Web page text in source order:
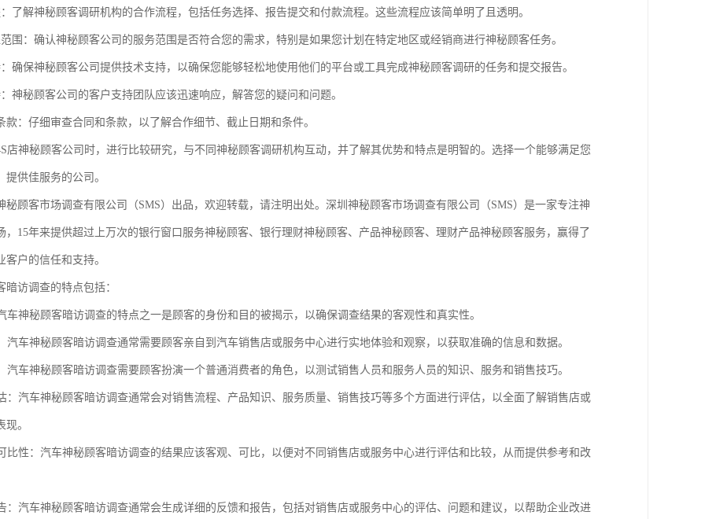
了解神秘顾客调研机构的合作流程，包括任务选择、报告提交和付款流程。这些流程应该简单明了且透明。
围：确认神秘顾客公司的服务范围是否符合您的需求，特别是如果您计划在特定地区或经销商进行神秘顾客任务。
确保神秘顾客公司提供技术支持，以确保您能够轻松地使用他们的平台或工具完成神秘顾客调研的任务和提交报告。
神秘顾客公司的客户支持团队应该迅速响应，解答您的疑问和问题。
款：仔细审查合同和条款，以了解合作细节、截止日期和条件。
店神秘顾客公司时，进行比较研究，与不同神秘顾客调研机构互动，并了解其优势和特点是明智的。选择一个能够满足您
提供佳服务的公司。
秘顾客市场调查有限公司（SMS）出品，欢迎转载，请注明出处。深圳神秘顾客市场调查有限公司（SMS）是一家专注神
，15年来提供超过上万次的银行窗口服务神秘顾客、银行理财神秘顾客、产品神秘顾客、理财产品神秘顾客服务，赢得了
客户的信任和支持。
暗访调查的特点包括：
车神秘顾客暗访调查的特点之一是顾客的身份和目的被揭示，以确保调查结果的客观性和真实性。
汽车神秘顾客暗访调查通常需要顾客亲自到汽车销售店或服务中心进行实地体验和观察，以获取准确的信息和数据。
汽车神秘顾客暗访调查需要顾客扮演一个普通消费者的角色，以测试销售人员和服务人员的知识、服务和销售技巧。
：汽车神秘顾客暗访调查通常会对销售流程、产品知识、服务质量、销售技巧等多个方面进行评估，以全面了解销售店或
。
比性：汽车神秘顾客暗访调查的结果应该客观、可比，以便对不同销售店或服务中心进行评估和比较，从而提供参考和改
：汽车神秘顾客暗访调查通常会生成详细的反馈和报告，包括对销售店或服务中心的评估、问题和建议，以帮助企业改进